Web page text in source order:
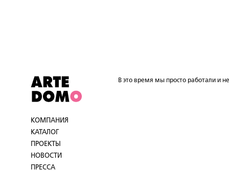
КОМПАНИЯ
КАТАЛОГ
ПРОЕКТЫ
НОВОСТИ
ПРЕССА
В это время мы просто работали и